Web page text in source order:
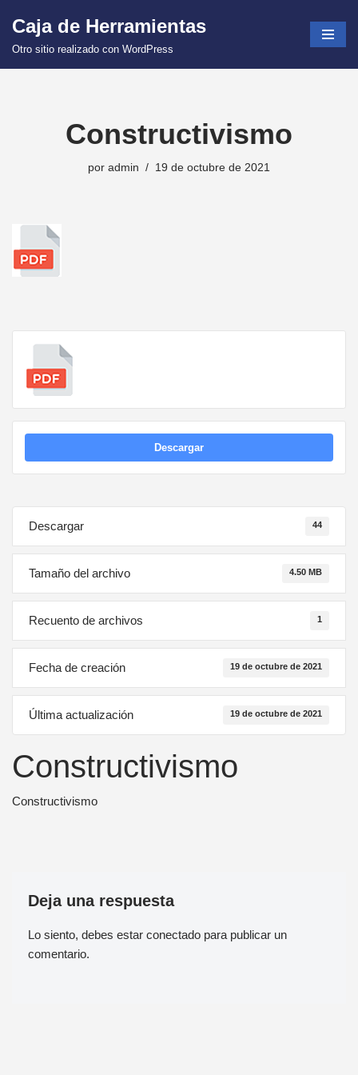
Saltar
Caja de Herramientas
Otro sitio realizado con WordPress
Constructivismo
por admin 19 de octubre de 2021
Descargar
Descargar 44
Tamaño del archivo 4.50 MB
Recuento de archivos 1
Fecha de creación 19 de octubre de 2021
Última actualización 19 de octubre de 2021
Constructivismo
Constructivismo
Deja una respuesta
Lo siento, debes estar conectado para publicar un
comentario.